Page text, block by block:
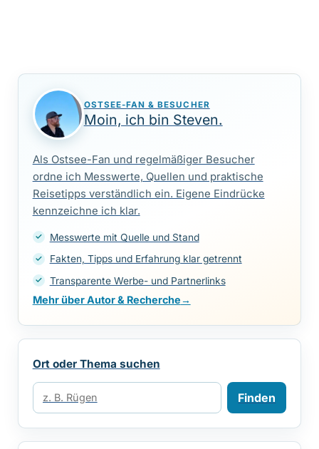
OSTSEE-FAN & BESUCHER
Moin, ich bin Steven.
Als Ostsee-Fan und regelmäßiger Besucher
ordne ich Messwerte, Quellen und praktische
Reisetipps verständlich ein. Eigene Eindrücke
kennzeichne ich klar.
Messwerte mit Quelle und Stand
Fakten, Tipps und Erfahrung klar getrennt
Transparente Werbe- und Partnerlinks
Mehr über Autor & Recherche→
Ort oder Thema suchen
Finden